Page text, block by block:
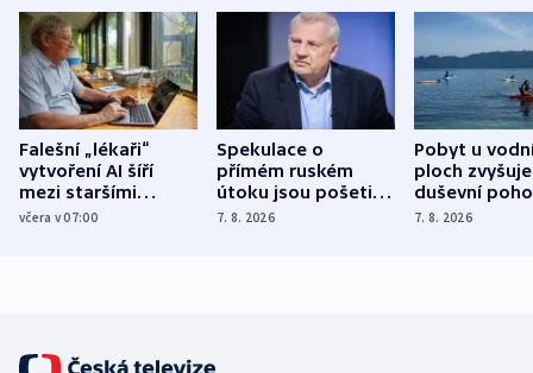
Falešní „lékaři“
vytvoření AI šíří
mezi staršími
Poláky nebezpečné
včera v 07:00
Spekulace o
přímém ruském
útoku jsou pošetilé,
míní estonský
7. 8. 2026
Pobyt u
ploch zvyšuje
duševní
ukázala
7. 8. 2026